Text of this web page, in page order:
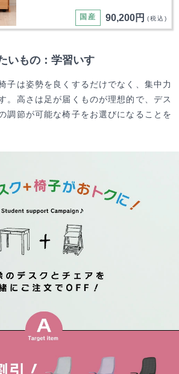
国産 90,200円 (税込)
いもの：学習いす
子は姿勢を良くするだけでなく、集中力
。高さは足が届くものが理想的で、デス
調節が可能な椅子をお選びになることを